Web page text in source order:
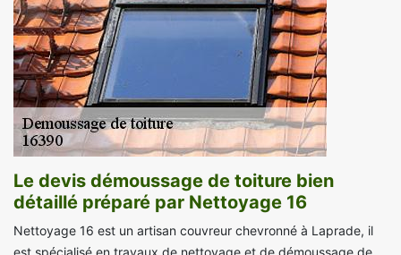
Le devis démoussage de toiture bien
détaillé préparé par Nettoyage 16
Nettoyage 16 est un artisan couvreur chevronné à Laprade, il